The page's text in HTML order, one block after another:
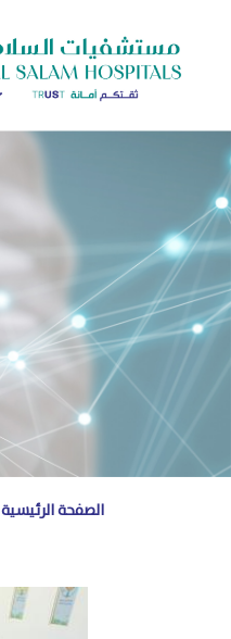
الصفحة الرئيسية